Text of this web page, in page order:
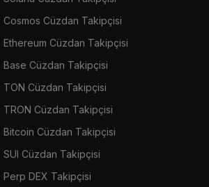
Cosmos Cüzdan Takipçisi
Ethereum Cüzdan Takipçisi
Base Cüzdan Takipçisi
TON Cüzdan Takipçisi
TRON Cüzdan Takipçisi
Bitcoin Cüzdan Takipçisi
SUI Cüzdan Takipçisi
Perp DEX Takipçisi